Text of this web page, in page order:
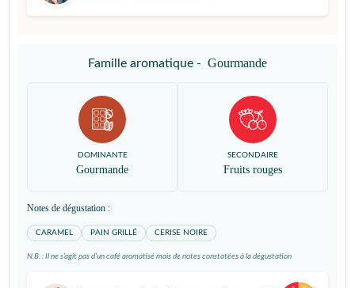
Famille aromatique - Gourmande
DOMINANTE
Gourmande
SECONDAIRE
Fruits rouges
Notes de dégustation :
CARAMEL PAIN GRILLÉ CERISE NOIRE
N.B. : Il ne s’agit pas d’un café aromatisé mais de notes constatées à la dégustation